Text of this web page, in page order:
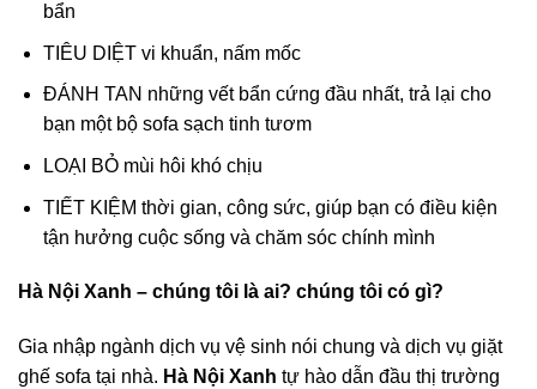
bẩn
TIÊU DIỆT vi khuẩn, nấm mốc
ĐÁNH TAN những vết bẩn cứng đầu nhất, trả lại cho
bạn một bộ sofa sạch tinh tươm
LOẠI BỎ mùi hôi khó chịu
TIẾT KIỆM thời gian, công sức, giúp bạn có điều kiện
tận hưởng cuộc sống và chăm sóc chính mình
Hà Nội Xanh – chúng tôi là ai? chúng tôi có gì?
Gia nhập ngành dịch vụ vệ sinh nói chung và dịch vụ giặt
ghế sofa tại nhà. Hà Nội Xanh tự hào dẫn đầu thị trường